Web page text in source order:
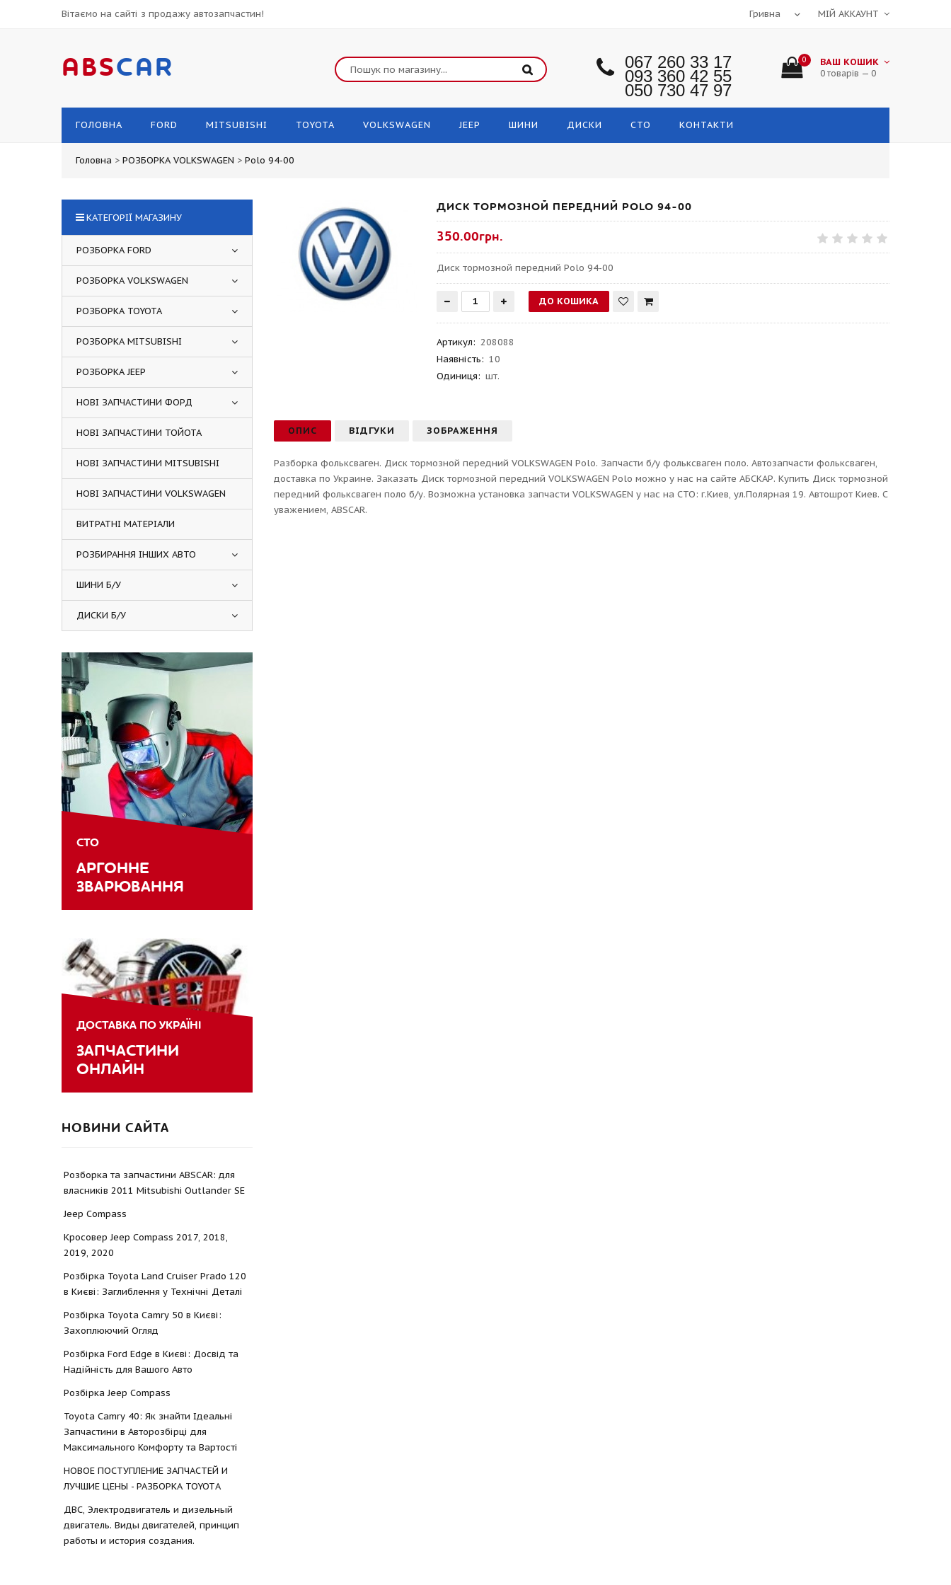
Вітаємо на сайті з продажу автозапчастин! МІЙ АККАУНТ
ABSCAR 067 260 33 17
093 360 42 55
050 730 47 97
0 ВАШ КОШИК
0 товарів — 0
ГОЛОВНА FORD MITSUBISHI TOYOTA VOLKSWAGEN JEEP ШИНИ ДИСКИ СТО КОНТАКТИ
Головна > РОЗБОРКА VOLKSWAGEN > Polo 94-00
ДИСК ТОРМОЗНОЙ ПЕРЕДНИЙ POLO 94-00
350.00грн.
Диск тормозной передний Polo 94-00
Артикул: 208088
Наявність: 10
Одиниця: шт.
ОПИС ВІДГУКИ ЗОБРАЖЕННЯ
Разборка фольксваген. Диск тормозной передний VOLKSWAGEN Polo. Запчасти б/у фольксваген поло. Автозапчасти фольксваген,
доставка по Украине. Заказать Диск тормозной передний VOLKSWAGEN Polo можно у нас на сайте АБСКАР. Купить Диск тормозной
передний фольксваген поло б/у. Возможна установка запчасти VOLKSWAGEN у нас на СТО: г.Киев, ул.Полярная 19. Автошрот Киев. С
уважением, ABSCAR.
КАТЕГОРІЇ МАГАЗИНУ
РОЗБОРКА FORD
РОЗБОРКА VOLKSWAGEN
РОЗБОРКА TOYOTA
РОЗБОРКА MITSUBISHI
РОЗБОРКА JEEP
НОВІ ЗАПЧАСТИНИ ФОРД
НОВІ ЗАПЧАСТИНИ ТОЙОТА
НОВІ ЗАПЧАСТИНИ MITSUBISHI
НОВІ ЗАПЧАСТИНИ VOLKSWAGEN
ВИТРАТНІ МАТЕРІАЛИ
РОЗБИРАННЯ ІНШИХ АВТО
ШИНИ Б/У
ДИСКИ Б/У
СТО
АРГОННЕ
ЗВАРЮВАННЯ
ДОСТАВКА ПО УКРАЇНІ
ЗАПЧАСТИНИ
ОНЛАЙН
НОВИНИ САЙТА
Розборка та запчастини ABSCAR: для
власників 2011 Mitsubishi Outlander SE
Jeep Compass
Кросовер Jeep Compass 2017, 2018,
2019, 2020
Розбірка Toyota Land Cruiser Prado 120
в Києві: Заглиблення у Технічні Деталі
Розбірка Toyota Camry 50 в Києві:
Захоплюючий Огляд
Розбірка Ford Edge в Києві: Досвід та
Надійність для Вашого Авто
Розбірка Jeep Compass
Toyota Camry 40: Як знайти Ідеальні
Запчастини в Авторозбірці для
Максимального Комфорту та Вартості
НОВОЕ ПОСТУПЛЕНИЕ ЗАПЧАСТЕЙ И
ЛУЧШИЕ ЦЕНЫ - РАЗБОРКА TOYOTА
ДВС, Электродвигатель и дизельный
двигатель. Виды двигателей, принцип
работы и история создания.